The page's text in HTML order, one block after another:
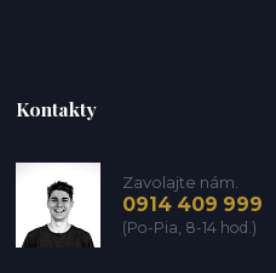
Kontakty
Zavolajte nám.
0914 409 999
(Po-Pia, 8-14 hod.)